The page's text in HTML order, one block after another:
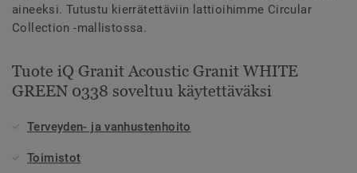
aineeksi. Tutustu kierrätettäviin lattioihimme Circular
Collection -mallistossa.
Tuote iQ Granit Acoustic Granit WHITE
GREEN 0338 soveltuu käytettäväksi
Terveyden- ja vanhustenhoito
Toimistot